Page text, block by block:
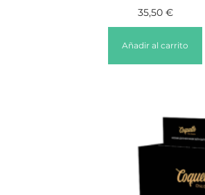
35,50 €
Añadir al carrito